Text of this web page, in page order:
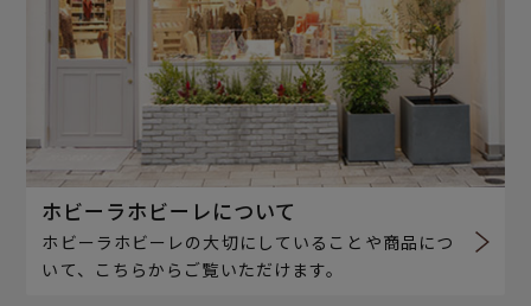
ホビーラホビーレについて
ホビーラホビーレの大切にしていることや商品につ
いて、こちらからご覧いただけます。